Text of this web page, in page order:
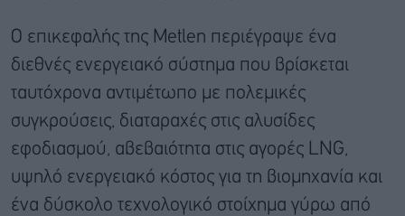
Ο επικεφαλής της Metlen περιέγραψε ένα
διεθνές ενεργειακό σύστημα που βρίσκεται
ταυτόχρονα αντιμέτωπο με πολεμικές
συγκρούσεις, διαταραχές στις αλυσίδες
εφοδιασμού, αβεβαιότητα στις αγορές LNG,
υψηλό ενεργειακό κόστος για τη βιομηχανία και
ένα δύσκολο τεχνολογικό στοίχημα γύρω από